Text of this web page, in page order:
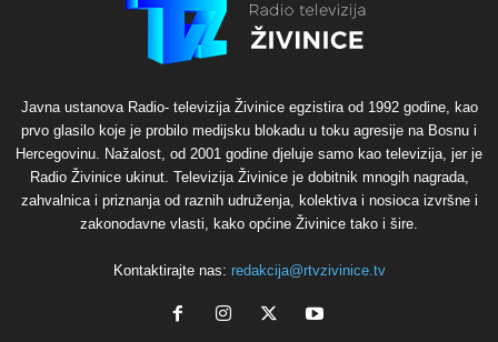
Javna ustanova Radio- televizija Živinice egzistira od 1992 godine, kao
prvo glasilo koje je probilo medijsku blokadu u toku agresije na Bosnu i
Hercegovinu. Nažalost, od 2001 godine djeluje samo kao televizija, jer je
Radio Živinice ukinut. Televizija Živinice je dobitnik mnogih nagrada,
zahvalnica i priznanja od raznih udruženja, kolektiva i nosioca izvršne i
zakonodavne vlasti, kako općine Živinice tako i šire.
Kontaktirajte nas: redakcija@rtvzivinice.tv